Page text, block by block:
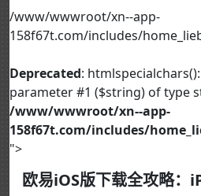
/www/wwwroot/xn--app-
158f67t.com/includes/
Deprecated:
parameter #1 ($string) of type
/www/wwwroot/xn--app-
158f67t.com/includes/
">